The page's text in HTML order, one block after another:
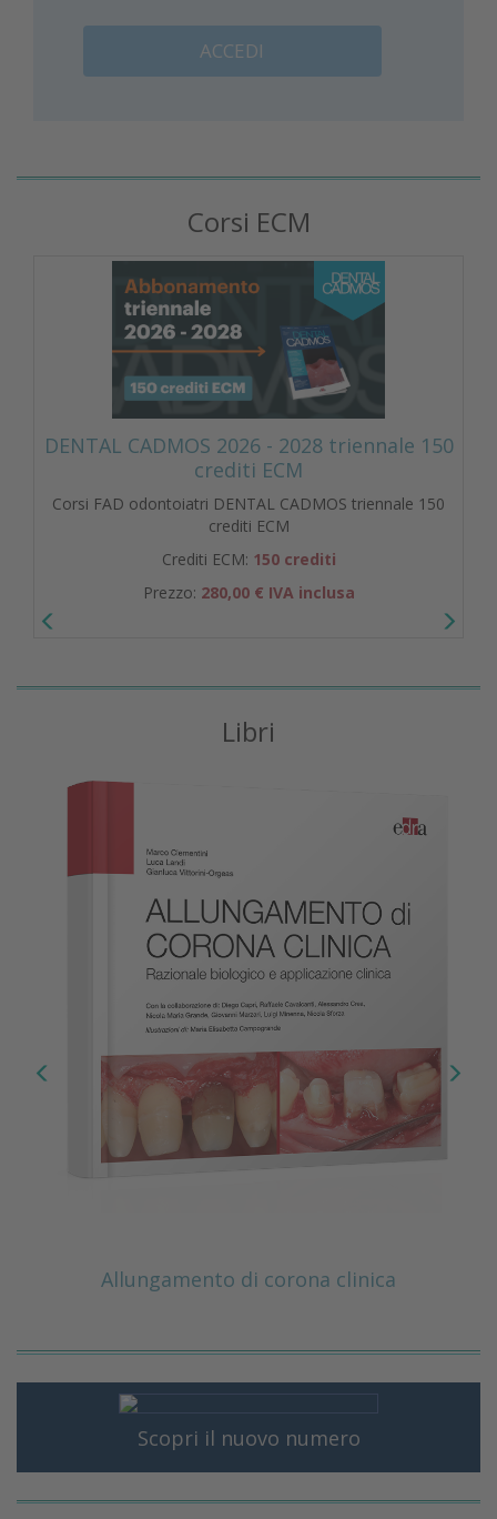
ACCEDI
Corsi ECM
DENTAL CADMOS 2026 - 2028 triennale 150
crediti ECM
Corsi FAD odontoiatri DENTAL CADMOS triennale 150
crediti ECM
Crediti ECM: 150 crediti
Prezzo: 280,00 € IVA inclusa
Libri
Allungamento di corona clinica
Scopri il nuovo numero